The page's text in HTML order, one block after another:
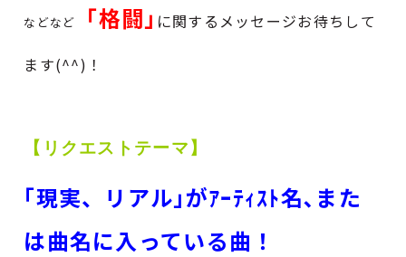
などなど 「格闘｣ に関するメッセージお待ちして
ます(^^)！
【リクエストテーマ】
｢現実、リアル｣がｱｰﾃｨｽﾄ名､また
は曲名に入っている曲！